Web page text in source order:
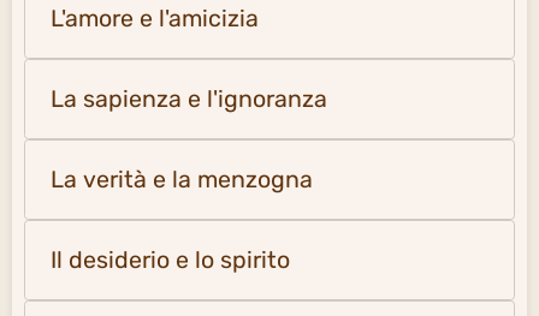
L'amore e l'amicizia
La sapienza e l'ignoranza
La verità e la menzogna
Il desiderio e lo spirito